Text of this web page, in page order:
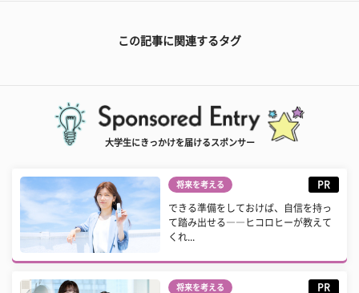
この記事に関連するタグ
大学生にきっかけを届けるスポンサー
将来を考える PR
できる準備をしておけば、自信を持っ
て踏み出せる――ヒコロヒーが教えて
くれ...
将来を考える PR